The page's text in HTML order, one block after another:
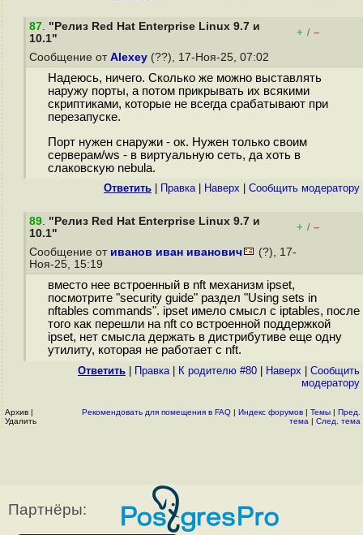
87. "Релиз Red Hat Enterprise Linux 9.7 и
10.1"
+ / –
Сообщение от Alexey (??), 17-Ноя-25, 07:02
Надеюсь, ничего. Сколько же можно выставлять
наружу порты, а потом прикрывать их всякими
скриптиками, которые не всегда срабатывают при
перезапуске.
Порт нужен снаружи - ок. Нужен только своим
серверам/ws - в виртуальную сеть, да хоть в
слаковскую nebula.
Ответить Правка| Наверх Cообщить модератору
89. "Релиз Red Hat Enterprise Linux 9.7 и
10.1"
+ / –
Сообщение от иванов иван иванович
(?), 17-
Ноя-25, 15:19
вместо нее встроенный в nft механизм ipset,
посмотрите "security guide" раздел "Using sets in
nftables commands". ipset имело смысл с iptables, после
того как перешли на nft со встроенной поддержкой
ipset, нет смысла держать в дистрибутиве еще одну
утилиту, которая не работает с nft.
Ответить Правка| К родителю #80 Наверх
Cообщить
модератору
Архив |
Удалить
Рекомендовать для помещения в FAQ | Индекс форумов | Темы | Пред.
тема | След. тема
Партнёры: